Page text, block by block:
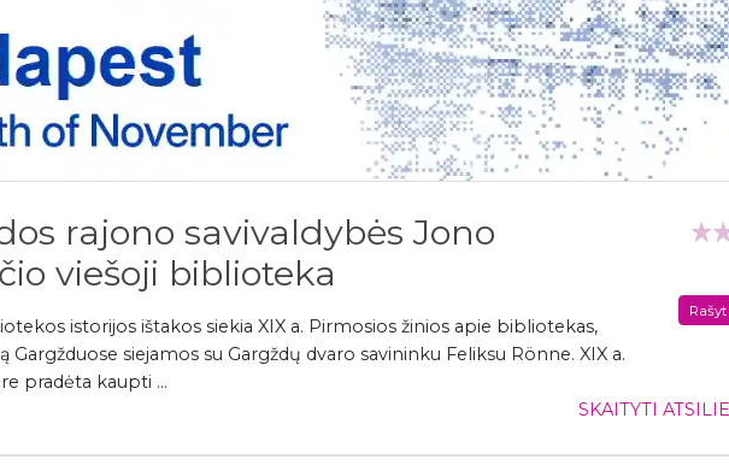
rajono savivaldybės Jono
viešoji biblioteka
istorijos ištakos siekia XIX a. Pirmosios žinios apie bibliotekas,
siejamos su Gargždų dvaro savininku Feliksu Rönne. XIX a.
pradėta kaupti ...
SKAITYTI